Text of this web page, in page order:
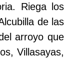
Riega los
de las
arroyo que
Villasayas,